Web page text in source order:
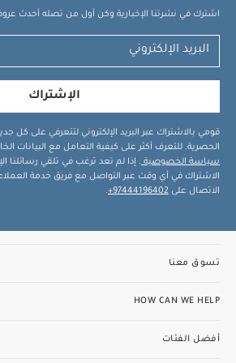
اشترك في نشرتنا الإخبارية وكن أول من تصله أحدث
الإشتراك
قومي بالاشتراك عبر البريد الإلكتروني لتتعرفي على كل
الحصرية. للتعرف أكثر على كيفية التعامل مع البيانات
سياسة الخصوصية . إذا لم تعد ترغب في تلقي رسائلنا
الاشتراك في أي وقت عبر التواصل مع فريق خدمة العملاء
الاتصال على 97444196402+
.
تسوق معنا
HOW CAN WE HELP
أفضل الفئات